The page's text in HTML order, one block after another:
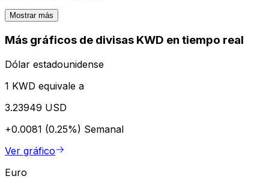
Mostrar más
Más gráficos de divisas KWD en tiempo real
Dólar estadounidense
1 KWD equivale a
3.23949 USD
+0.0081 (0.25%) Semanal
Ver gráfico
Euro